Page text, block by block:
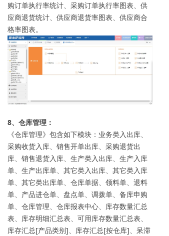
购订单执行率统计、采购订单执行率图表、供
应商退货统计、供应商退货率图表、供应商合
格率图表。
8、仓库管理：
《仓库管理》包含如下模块：业务类入出库、
采购收货入库、销售开单出库、采购退货出
库、销售退货入库、生产类入出库、生产入库
单、生产出库单、其它类入出库、其它类入库
单、其它类出库单、仓库单据、领料单、退料
单、产品进仓单、盘点单、调拨单、备库申购
单、仓库管理、仓库报表中心、库存数量汇总
表、库存明细汇总表、可用库存数量汇总表、
库存汇总[产品类别]、库存汇总[按仓库]、呆滞